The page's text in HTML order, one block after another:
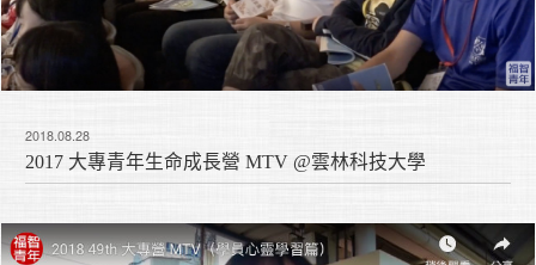
2018.08.28
2017 大專青年生命成長營 MTV @雲林科技大學